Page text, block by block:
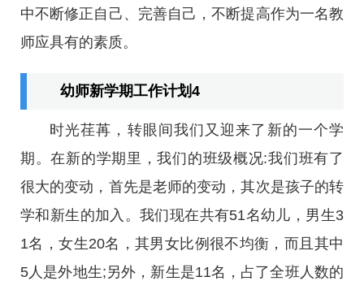
中不断修正自己、完善自己，不断提高作为一名教
师应具有的素质。
幼师新学期工作计划4
时光荏苒，转眼间我们又迎来了新的一个学
期。在新的学期里，我们的班级概况:我们班有了
很大的变动，首先是老师的变动，其次是孩子的转
学和新生的加入。我们现在共有51名幼儿，男生3
1名，女生20名，其男女比例很不均衡，而且其中
5人是外地生;另外，新生是11名，占了全班人数的